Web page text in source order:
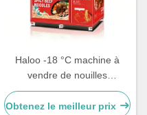
Haloo -18 °C machine à
vendre de nouilles
congelées avec un matériau
de plaque d'acier de couleur,
Obtenez le meilleur prix